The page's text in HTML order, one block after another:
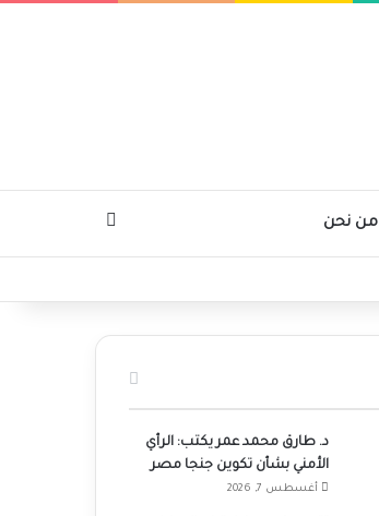
من نحن
د. طارق محمد عمر يكتب: الرأي
الأمني بشأن تكوين جنجا مصر
أغسطس 7, 2026